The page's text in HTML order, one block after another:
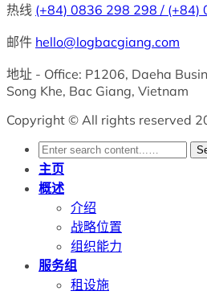
热线 (+84) 0836 298 298 / (+84)
邮件 hello@logbacgiang.com
地址 - Office: P1206, Daeha
Song Khe, Bac Giang, Vietnam
Copyright © All rights reserved
主页
概述
介绍
战略位置
组织能力
服务组
租设施